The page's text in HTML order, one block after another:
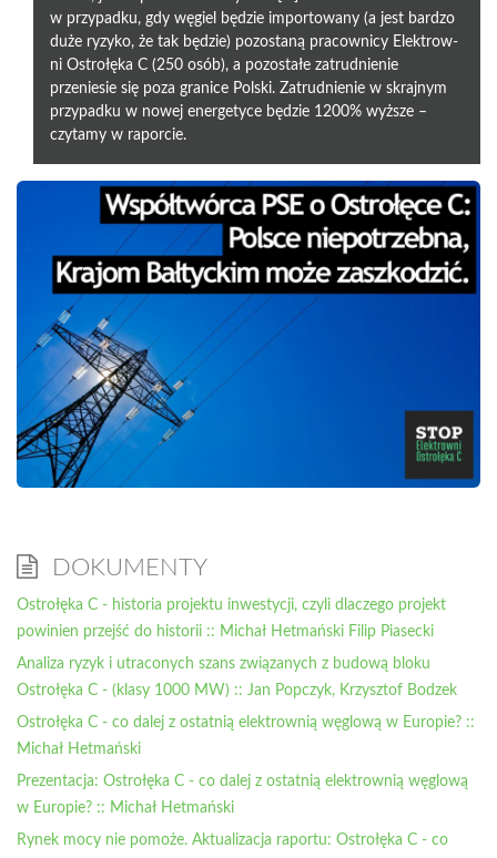
w przypadku, gdy węgiel będzie importowany (a jest bardzo
duże ryzyko, że tak będzie) pozostaną pracownicy Elektrow­
ni Ostrołęka C (250 osób), a pozostałe zatrudnienie
przeniesie się poza granice Polski. Zatrudnienie w skrajnym
przypadku w nowej energetyce będzie 1200% wyższe –
czytamy w raporcie.
DOKUMENTY
Ostrołęka C - historia projektu inwestycji, czyli dlaczego projekt
powinien przejść do historii :: Michał Hetmański Filip Piasecki
Analiza ryzyk i utraconych szans związanych z budową bloku
Ostrołęka C - (klasy 1000 MW) :: Jan Popczyk, Krzysztof Bodzek
Ostrołęka C - co dalej z ostatnią elektrownią węglową w Europie? ::
Michał Hetmański
Prezentacja: Ostrołęka C - co dalej z ostatnią elektrownią węglową
w Europie? :: Michał Hetmański
Rynek mocy nie pomoże. Aktualizacja raportu: Ostrołęka C - co